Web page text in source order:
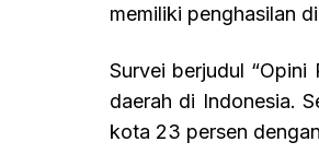
memiliki penghasilan
Survei berjudul
daerah di Indonesia.
kota 23 persen